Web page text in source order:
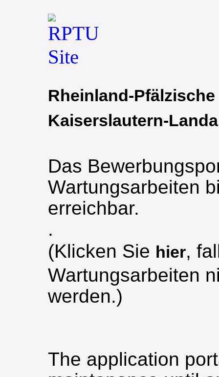
Rheinland-
Kaiserslautern-
Das
Wartungsarbeiten
erreichbar.
.
(Klicken Sie hier,
Wartungsarbeiten
werden.)
The application